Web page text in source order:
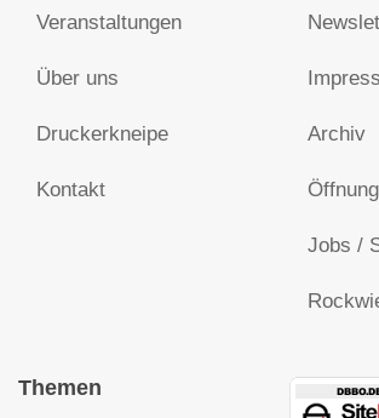
Veranstaltungen
Über uns
Druckerkneipe
Kontakt
Archiv
Jobs /
Themen